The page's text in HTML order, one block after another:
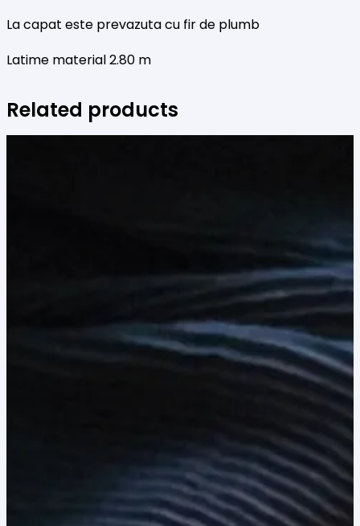
La capat este prevazuta cu fir de plumb
Latime material 2.80 m
Related products